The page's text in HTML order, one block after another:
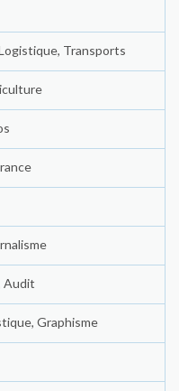
Transports
Audit
Graphisme